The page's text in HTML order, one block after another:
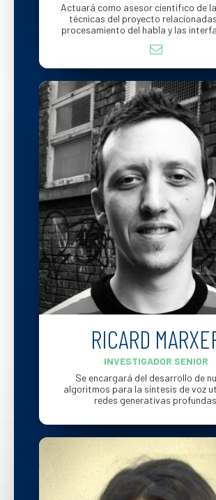
Actuará como asesor científico de
técnicas del proyecto
procesamiento del habla y las
RICARD
INVESTIGADOR SENIOR
Se encargará del desarrollo de
algoritmos para la síntesis de voz
redes generativas